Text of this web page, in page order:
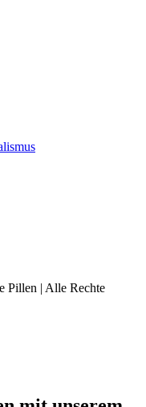
Pillen | Alle Rechte